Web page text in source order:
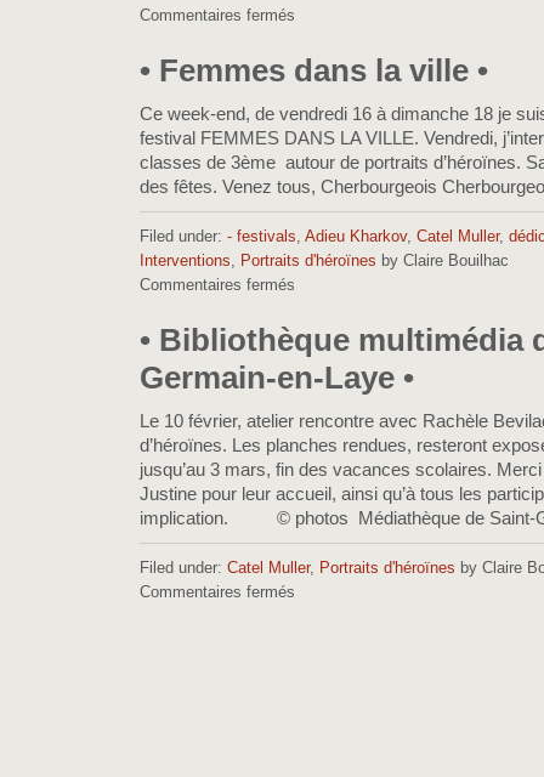
Commentaires fermés
Portraits
d’héroïnes
Cherbourg
•
• Femmes dans la ville •
Ce week-end, de vendredi 16 à dimanche 18 je
festival FEMMES DANS LA VILLE. Vendredi,
classes de 3ème autour de portraits d’héroïnes.
des fêtes. Venez tous, Cherbourgeois
Filed under: - festivals, Adieu Kharkov, Catel Muller,
Interventions, Portraits d'héroïnes by Claire Bouilhac
Commentaires fermés
dans
la
ville
• Bibliothèque multimédia
Germain-en-Laye •
Le 10 février, atelier rencontre avec Rachèle
d’héroïnes. Les planches rendues, resteront
jusqu’au 3 mars, fin des vacances scolaires.
Justine pour leur accueil, ainsi qu’à tous les
implication. © photos Médiathèque de Saint-
Filed under: Catel Muller, Portraits d'héroïnes by Claire
Commentaires fermés